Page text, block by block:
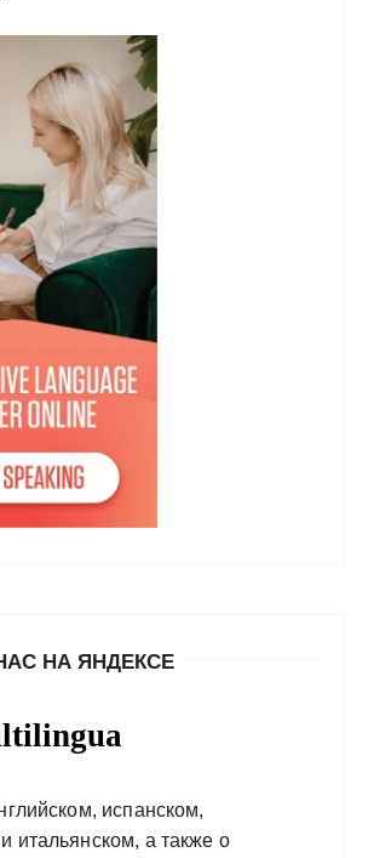
НА ЯНДЕКСЕ
испанском,
итальянском, а также о